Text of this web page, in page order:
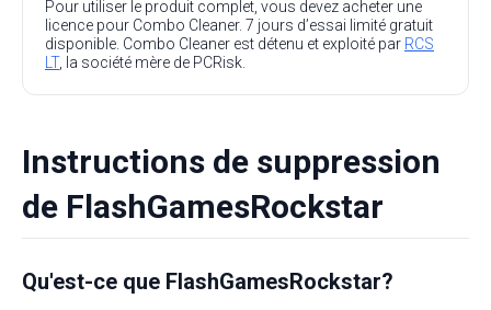
Pour utiliser le produit complet, vous devez acheter une
licence pour Combo Cleaner. 7 jours d’essai limité gratuit
disponible. Combo Cleaner est détenu et exploité par RCS
LT, la société mère de PCRisk.
Instructions de suppression
de FlashGamesRockstar
Qu'est-ce que FlashGamesRockstar?